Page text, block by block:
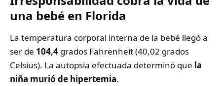
una bebé en Florida
La temperatura corporal interna de la bebé llegó a
ser de 104,4 grados Fahrenheit (40,02 grados
Celsius). La autopsia efectuada determinó que la
niña murió de hipertemia.